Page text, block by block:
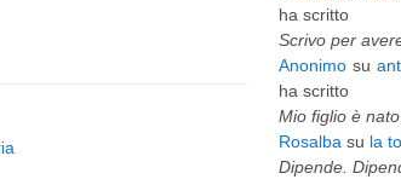
ha scritto
Scrivo per avere
Anonimosu
ha scritto
Mio figlio è nato
Rosalba su la
Dipende.